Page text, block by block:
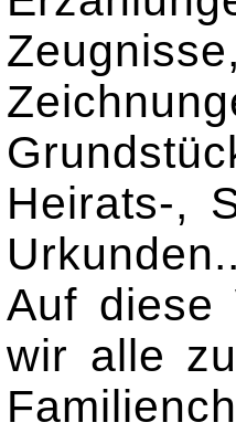
Heirats-,
Auf diese
wir alle